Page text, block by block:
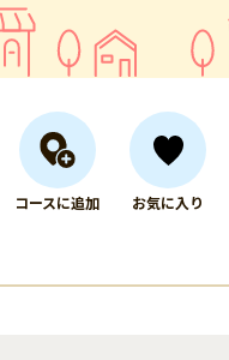
コースに追加 お気に入り